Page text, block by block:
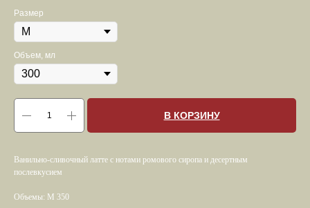
Размер
Объем, мл
В КОРЗИНУ
Ванильно-сливочный латте с нотами ромового сиропа и десертным
послевкусием
Объемы: M 350